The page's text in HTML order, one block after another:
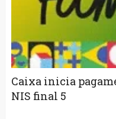
Caixa inicia
NIS final 5